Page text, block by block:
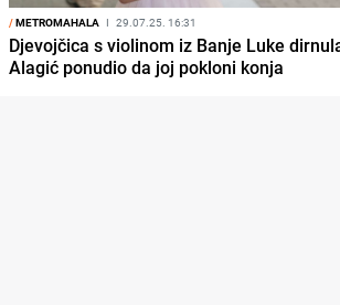
/METROMAHALA I 29.07.25. 16:31
Djevojčica s violinom iz Banje Luke
Alagić ponudio da joj pokloni konja